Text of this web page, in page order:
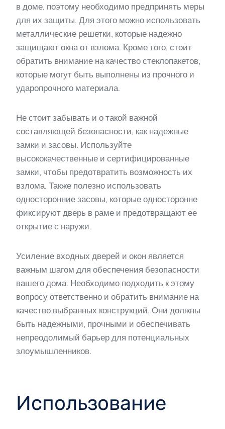
в доме, поэтому необходимо предпринять меры
для их защиты. Для этого можно использовать
металлические решетки, которые надежно
защищают окна от взлома. Кроме того, стоит
обратить внимание на качество стеклопакетов,
которые могут быть выполнены из прочного и
ударопрочного материала.
Не стоит забывать и о такой важной
составляющей безопасности, как надежные
замки и засовы. Используйте
высококачественные и сертифицированные
замки, чтобы предотвратить возможность их
взлома. Также полезно использовать
односторонние засовы, которые односторонне
фиксируют дверь в раме и предотвращают ее
открытие с наружи.
Усиление входных дверей и окон является
важным шагом для обеспечения безопасности
вашего дома. Необходимо подходить к этому
вопросу ответственно и обратить внимание на
качество выбранных конструкций. Они должны
быть надежными, прочными и обеспечивать
непреодолимый барьер для потенциальных
злоумышленников.
Использование